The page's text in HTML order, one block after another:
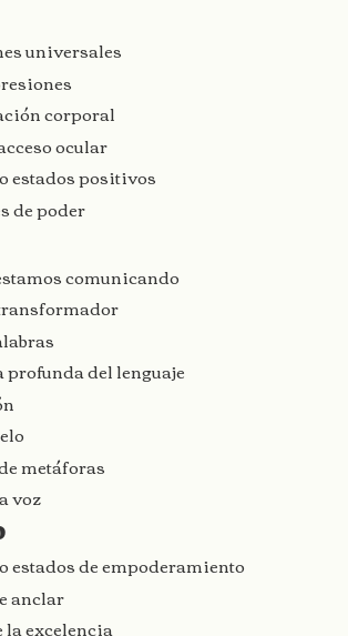
universales
corporal
ocular
estados positivos
de poder
comunicando
del lenguaje
metáforas
voz
estados de empoderamiento
anclar
excelencia